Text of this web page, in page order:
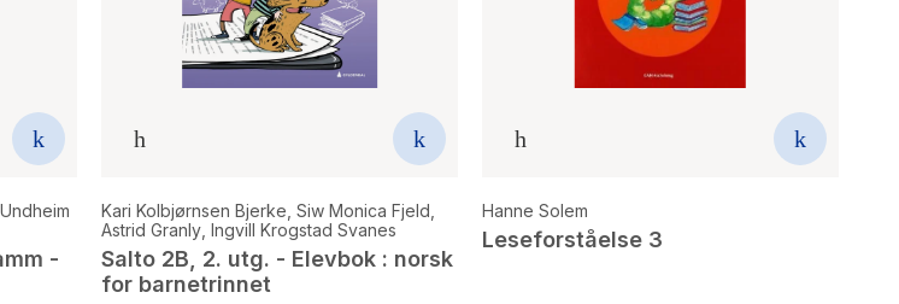
-
Kari Kolbjørnsen Bjerke Siw Monica Fjeld
Astrid Granly Ingvill Krogstad Svanes
Salto 2B, 2. utg. - Elevbok : norsk
for barnetrinnet
Hanne Solem
Leseforståelse 3